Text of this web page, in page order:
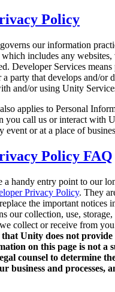
と迅速なイテレーション
る 25 以上のプラットフ
イトとライブゲームオペ
ユーザーを獲得する
IAPを管理
ゲームに接続する
ーニング
3D体験を作成する
する
ン体験に変換する
内体験を促進する
ーする
リ
ガイド
ツ
ルディングブロック
リー
紹介
ー、インサイダーに参
イターを祝う
ームをレベルアップ
う
か？旅を始めましょう
ストプラクティス
させる
ンス
機関に持ち込む
目標を早く達成する
答
Policy
our information
includes any
Developer Services means
party that develops and/or
and/or using Unity
applies to Personal
you call us or interact with
event or at a place of
Policy FAQ
a handy entry point to our
Privacy Policy. They
the important notices
our collection, use,
collect or receive from
Unity does not provide
on this page is not a
counsel to determine
business and processes,